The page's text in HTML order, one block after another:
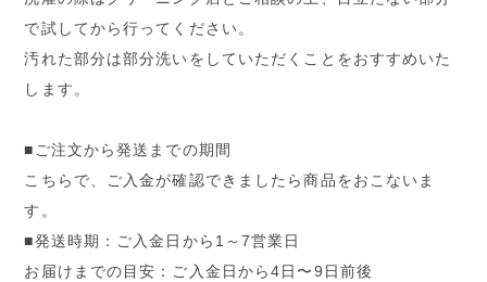
で試してから行ってください。
汚れた部分は部分洗いをしていただくことをおすすめいた
します。
■ご注文から発送までの期間
こちらで、ご入金が確認できましたら商品をおこないま
す。
■発送時期：ご入金日から1～7営業日
お届けまでの目安：ご入金日から4日〜9日前後